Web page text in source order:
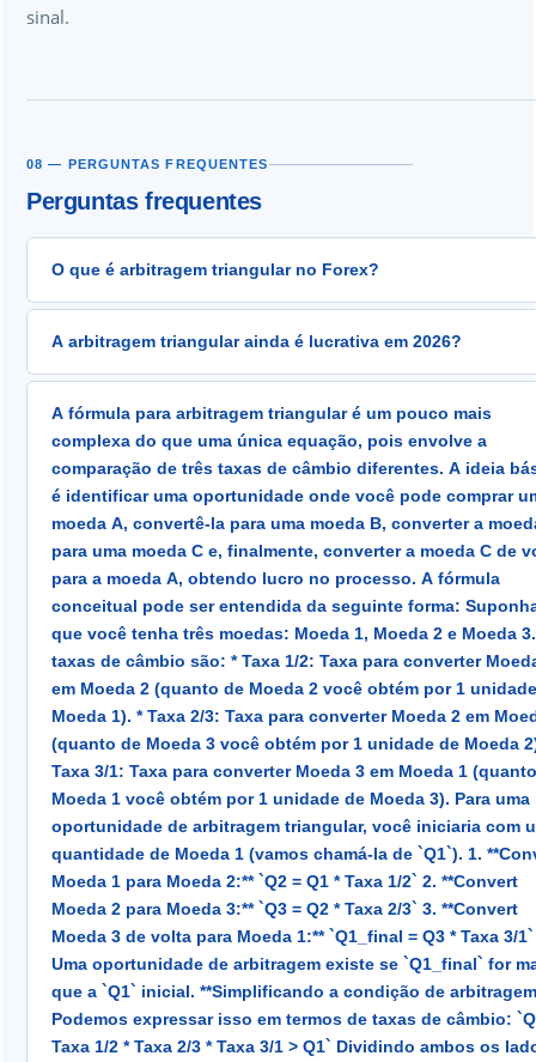
sinal.
08 — PERGUNTAS FREQUENTES
Perguntas frequentes
O que é arbitragem triangular no Forex?
O arbitragem triangular explora inconsistências de preços
EUR/GBP não estão matematicamente alinhados, a
dinheiro através dos três pares produz mais do que o valor
A fórmula de detecção: EUR/USD ÷ GBP/USD ≠ EUR/GBP.
essa desigualdade existe e excede o custo total do spread, a
execução de todas as três etapas simultaneamente garante
lucro sem risco.
A arbitragem triangular ainda é lucrativa em 2026?
No nível interbancário — não, ele fechou antes que os
varejo pudessem explorá-lo. No nível de corretoras de
cruzadas — sim, mas com ressalvas importantes. Diferentes
corretoras de varejo citam os mesmos pares de moedas
independentemente, criando desalinhamentos
persistem por 1 a 10 segundos. Com detecção algorítmica
de múltiplas corretoras simultaneamente e execução via FIX
MT4, a arbitragem triangular nas corretoras de varejo
gera de 10 a 40 sinais viáveis por dia em triângulos maiores.
A fórmula para arbitragem triangular é um pouco mais
complexa do que uma única equação, pois envolve a
comparação de três taxas de câmbio diferentes. A ideia
é identificar uma oportunidade onde você pode comprar
moeda A, convertê-la para uma moeda B, converter a
para uma moeda C e, finalmente, converter a moeda C de
para a moeda A, obtendo lucro no processo. A fórmula
conceitual pode ser entendida da seguinte forma: Suponha
que você tenha três moedas: Moeda 1, Moeda 2 e Moeda
taxas de câmbio são: * Taxa 1/2: Taxa para converter Moeda 1
em Moeda 2 (quanto de Moeda 2 você obtém por 1
Moeda 1). * Taxa 2/3: Taxa para converter Moeda 2 em Moeda 3
(quanto de Moeda 3 você obtém por 1 unidade de Moeda
Taxa 3/1: Taxa para converter Moeda 3 em Moeda 1
Moeda 1 você obtém por 1 unidade de Moeda 3). Para uma
oportunidade de arbitragem triangular, você iniciaria com
quantidade de Moeda 1 (vamos chamá-la de `Q1`). 1. **Convert
Moeda 1 para Moeda 2:** `Q2 = Q1 * Taxa 1/2` 2. **Convert
Moeda 2 para Moeda 3:** `Q3 = Q2 * Taxa 2/3` 3. **Convert
Moeda 3 de volta para Moeda 1:** `Q1_final = Q3 * Taxa 3/1`
Uma oportunidade de arbitragem existe se `Q1_final` for
que a `Q1` inicial. **Simplificando a condição de arbitragem:**
Podemos expressar isso em termos de taxas de câmbio: `Q1 *
Taxa 1/2 * Taxa 2/3 * Taxa 3/1 > Q1` Dividindo ambos os lados